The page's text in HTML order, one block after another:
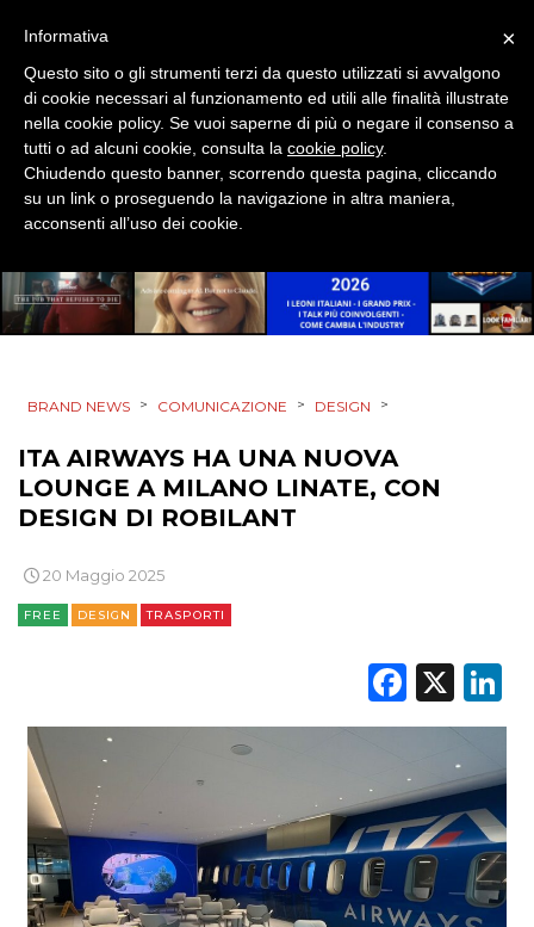
CASE HISTORY
OPINIONI
BRAND NEWS > COMUNICAZIONE > DESIGN >
ITA AIRWAYS HA UNA NUOVA
LOUNGE A MILANO LINATE, CON
DESIGN DI ROBILANT
20 Maggio 2025
FREE DESIGN TRASPORTI
X
×
Informativa
Questo sito o gli strumenti terzi da questo utilizzati si avvalgono
di cookie necessari al funzionamento ed utili alle finalità illustrate
nella cookie policy. Se vuoi saperne di più o negare il consenso a
tutti o ad alcuni cookie, consulta la cookie policy.
Chiudendo questo banner, scorrendo questa pagina, cliccando
su un link o proseguendo la navigazione in altra maniera,
acconsenti all’uso dei cookie.